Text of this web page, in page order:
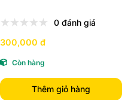
0 đánh giá
300,000 đ
Còn hàng
Thêm giỏ hàng